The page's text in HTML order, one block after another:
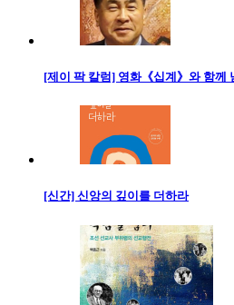
[제이 팍 칼럼] 영화《십계》와 함께
[신간] 신앙의 깊이를 더하라